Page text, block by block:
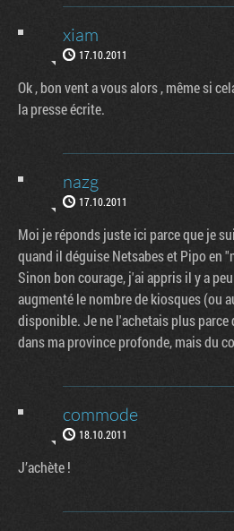
xiam
17.10.2011
Ok , bon vent a vous alors , même si
la presse écrite.
nazg
17.10.2011
Moi je réponds juste ici parce que je
quand il déguise Netsabes et Pipo en
Sinon bon courage, j'ai appris il y a
augmenté le nombre de kiosques (ou
disponible. Je ne l'achetais plus
dans ma province profonde, mais du
commode
18.10.2011
J’achète !